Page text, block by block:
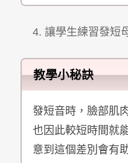
4. 讓學生練習發短
教學小秘訣
發短音時，臉部肌
也因此較短時間就
意到這個差別會有